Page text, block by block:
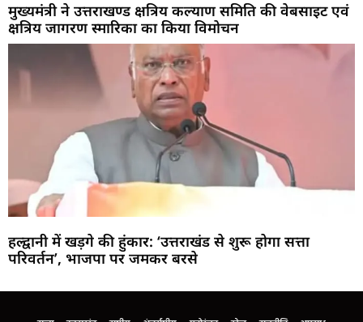
मुख्यमंत्री ने उत्तराखण्ड क्षत्रिय कल्याण समिति की वेबसाइट एवं
क्षत्रिय जागरण स्मारिका का किया विमोचन
हल्द्वानी में खड़गे की हुंकार: ‘उत्तराखंड से शुरू होगा सत्ता
परिवर्तन’, भाजपा पर जमकर बरसे